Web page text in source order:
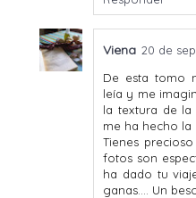
Viena 20 de
De esta tomo
leía y me
la textura de
me ha hecho la
Tienes
fotos son
ha dado tu
ganas.... Un